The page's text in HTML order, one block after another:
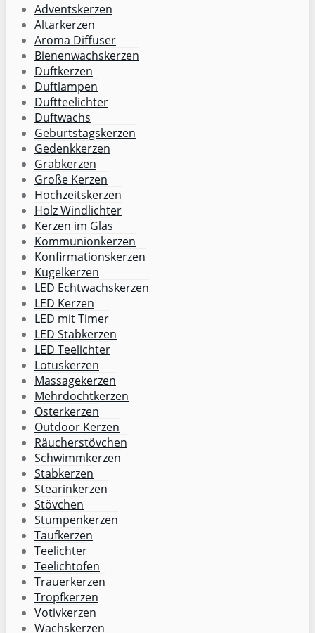
Adventskerzen
Altarkerzen
Aroma Diffuser
Bienenwachskerzen
Duftkerzen
Duftlampen
Duftteelichter
Duftwachs
Geburtstagskerzen
Gedenkkerzen
Grabkerzen
Große Kerzen
Hochzeitskerzen
Holz Windlichter
Kerzen im Glas
Kommunionkerzen
Konfirmationskerzen
Kugelkerzen
LED Echtwachskerzen
LED Kerzen
LED mit Timer
LED Stabkerzen
LED Teelichter
Lotuskerzen
Massagekerzen
Mehrdochtkerzen
Osterkerzen
Outdoor Kerzen
Räucherstövchen
Schwimmkerzen
Stabkerzen
Stearinkerzen
Stövchen
Stumpenkerzen
Taufkerzen
Teelichter
Teelichtofen
Trauerkerzen
Tropfkerzen
Votivkerzen
Wachskerzen